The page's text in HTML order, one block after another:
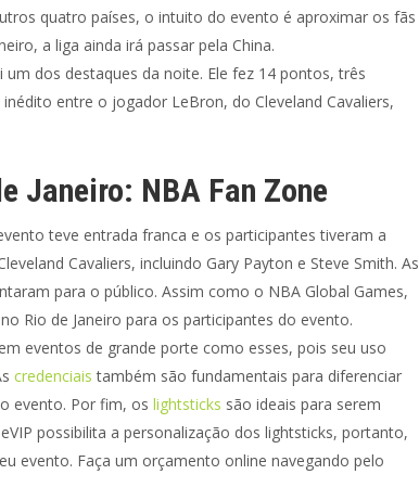
quatro países, o intuito do evento é aproximar os fãs
a liga ainda irá passar pela China.
dos destaques da noite. Ele fez 14 pontos, três
entre o jogador LeBron, do Cleveland Cavaliers,
Janeiro: NBA Fan Zone
teve entrada franca e os participantes tiveram a
Cavaliers, incluindo Gary Payton e Steve Smith. As
para o público. Assim como o NBA Global Games,
no Rio de Janeiro para os participantes do evento.
eventos de grande porte como esses, pois seu uso
credenciais também são fundamentais para diferenciar
evento. Por fim, os lightsticks são ideais para serem
possibilita a personalização dos lightsticks, portanto,
evento. Faça um orçamento online navegando pelo